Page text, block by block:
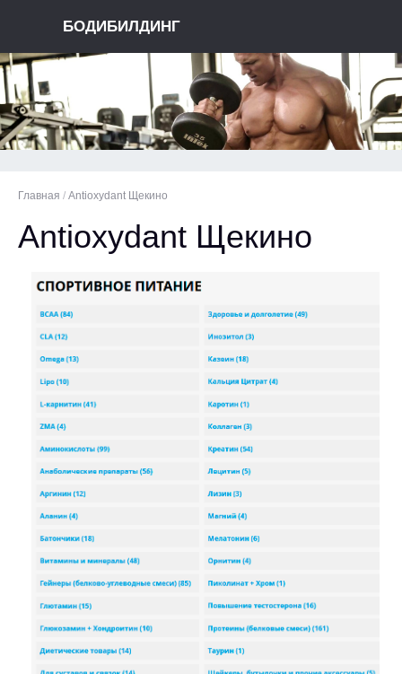
БОДИБИЛДИНГ
Главная / Antioxydant Щекино
Antioxydant Щекино